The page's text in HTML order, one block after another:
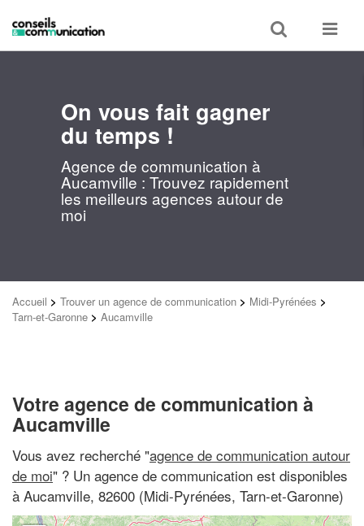
Toggle
search
Toggle
On vous fait gagner
du temps !
Agence de communication à
Aucamville : Trouvez rapidement
les meilleurs agences autour de
moi
Accueil > Trouver un agence de communication > Midi-Pyrénées >
Tarn-et-Garonne > Aucamville
Votre agence de communication à
Aucamville
Vous avez recherché "agence de communication autour
de moi" ? Un agence de communication est disponibles
à Aucamville, 82600 (Midi-Pyrénées, Tarn-et-Garonne)